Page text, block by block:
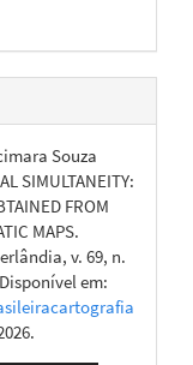
Souza
SIMULTANEITY:
FROM
MAPS.
v. 69, n.
em: